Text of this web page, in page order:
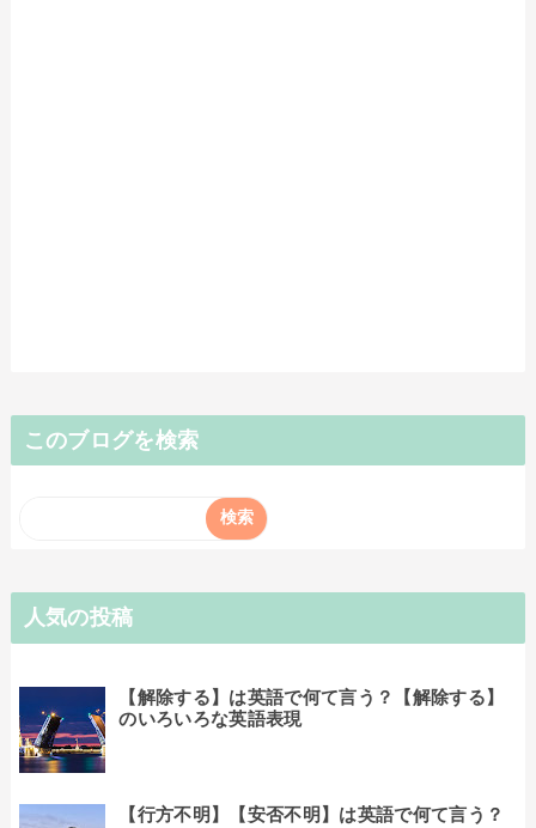
このブログを検索
人気の投稿
【解除する】は英語で何て言う？【解除する】
のいろいろな英語表現
【行方不明】【安否不明】は英語で何て言う？